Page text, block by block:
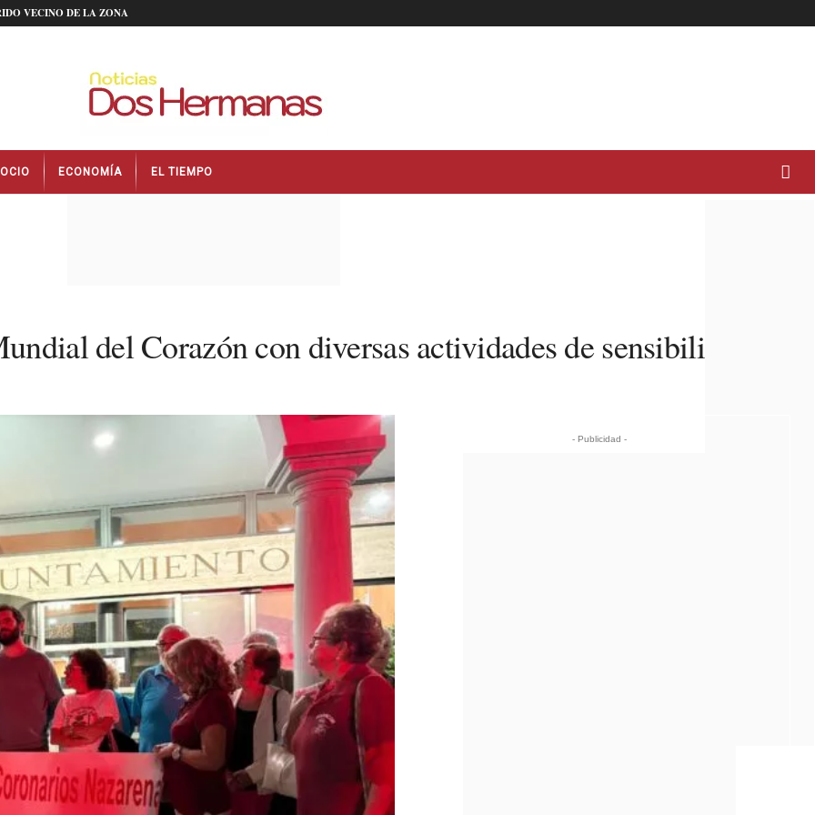
VECINO DE LA ZONA
OCIO ECONOMÍA EL TIEMPO
del Corazón con diversas actividades de sensibilización
- Publicidad -